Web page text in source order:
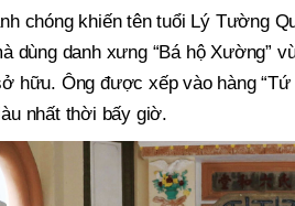
chóng khiến tên tuổi Lý Tường
dùng danh xưng “Bá hộ Xường”
hữu. Ông được xếp vào hàng
nhất thời bấy giờ.